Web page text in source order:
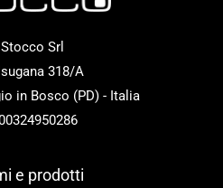
Srl
318/A
in Bosco (PD) - Italia
e prodotti